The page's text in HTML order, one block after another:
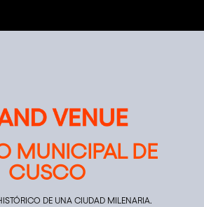
MUNICIPAL DE
CUSCO
DE UNA CIUDAD MILENARIA.